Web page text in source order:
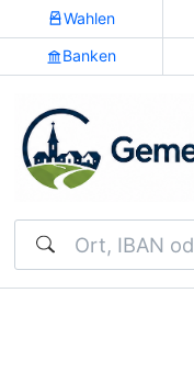
Wahlen
Banken
Suchen